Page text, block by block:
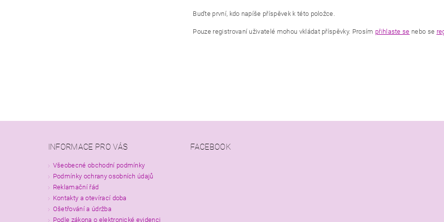
Buďte první, kdo napíše příspěvek k této položce.
Pouze registrovaní uživatelé mohou vkládat příspěvky. Prosím přihlaste se nebo se
INFORMACE PRO VÁS
Všeobecné obchodní podmínky
Podmínky ochrany osobních údajů
Reklamační řád
Kontakty a otevírací doba
Ošetřování a údržba
Podle zákona o elektronické evidenci
FACEBOOK